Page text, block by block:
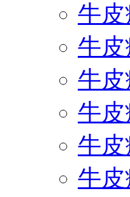
牛
牛
牛
牛
牛
牛